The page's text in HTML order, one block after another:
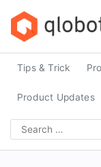
content
Tips & Trick
Product Updates
Search
for: